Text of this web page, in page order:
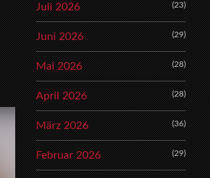
Juli 2026 (23)
Juni 2026 (29)
Mai 2026 (28)
April 2026 (28)
März 2026 (36)
Februar 2026 (29)